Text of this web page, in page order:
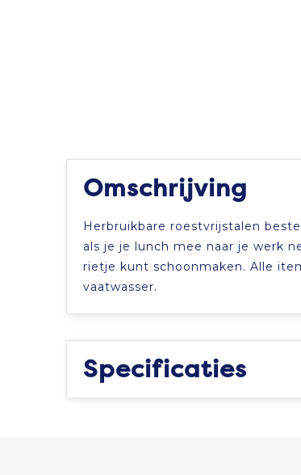
Omschrijving
Herbruikbare roestvrijstalen
als je je lunch mee naar je werk
rietje kunt schoonmaken. Alle
vaatwasser.
Specificaties